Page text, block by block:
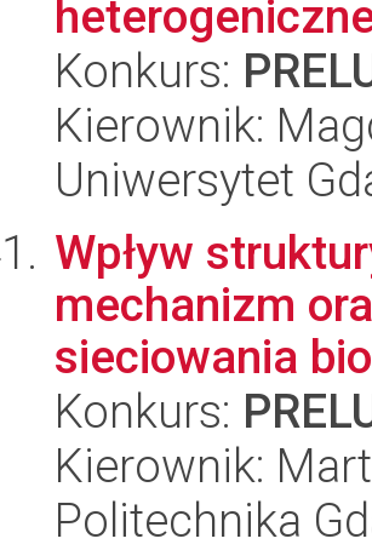
Konkurs:
Kierownik:
Uniwersytet
Wpływ
mechanizm
sieciowania
Konkurs:
Kierownik:
Politechnika